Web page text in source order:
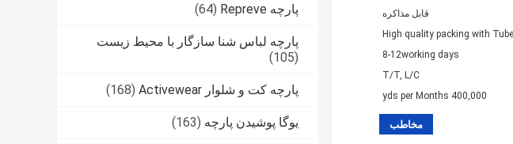
پارچه Repreve (64)
پارچه لباس شنا سازگار با محیط زیست
(105)
پارچه کت و شلوار Activewear (168)
یوگا پوشیدن پارچه (163)
قابل مذاکره
High quality packing with Tube
8-12working days
T/T, L/C
400,000 yds per Months
مخاطب